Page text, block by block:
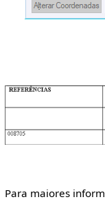
Para maiores